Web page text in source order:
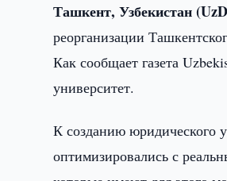
Ташкент, Узбекистан
реорганизации
Как сообщает газета
университет.
К созданию юридического
оптимизировались с